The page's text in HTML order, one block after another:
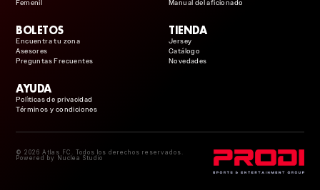
Femenil
Manual del aficionado
BOLETOS
Encuentra tu zona
Asesores
Preguntas Frecuentes
TIENDA
Jersey
Catálogo
Novedades
AYUDA
Polìticas de privacidad
Términos y condiciones
© 2026 Atlas FC. Todos los derechos reservados.
Powered by Nuclea Studio